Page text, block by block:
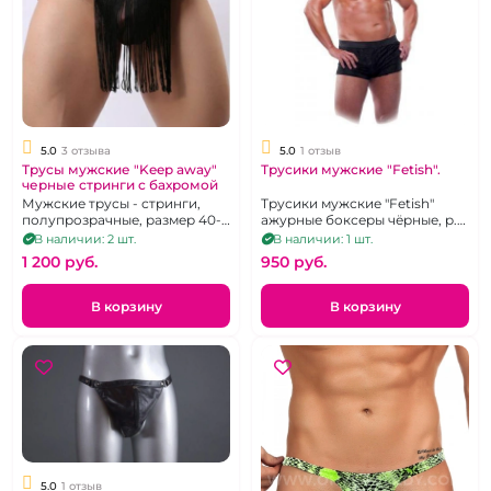
5.0 3 отзыва
Трусы мужские "Keep away"
черные стринги с бахромой
Мужские трусы - стринги,
полупрозрачные, размер 40-
44В наличии: 2 шт.
1 200 pуб.
В корзину
5.0 1 отзыв
Трусики мужские "Fetish".
Трусики мужские "Fetish"
ажурные боксеры чёрные, р.
54-60.
В наличии: 1 шт.
950 pуб.
В корзину
5.0 1 отзыв